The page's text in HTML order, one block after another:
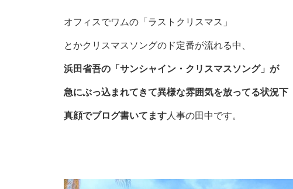
オフィスでワムの「ラストクリスマス」
とかクリスマスソングのド定番が流れる中、
浜田省吾の「サンシャイン・クリスマスソング」が
急にぶっ込まれてきて異様な雰囲気を放ってる状況下
真顔でブログ書いてます 人事の田中です。